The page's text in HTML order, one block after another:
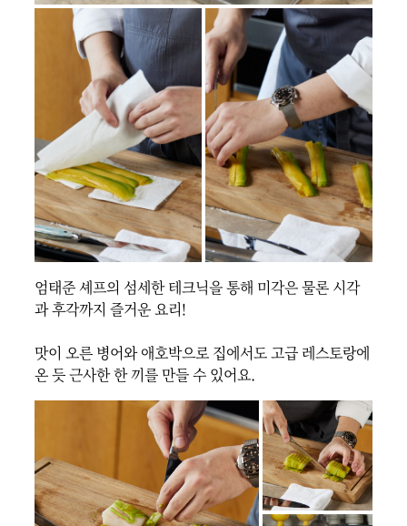
엄태준 셰프의 섬세한 테크닉을 통해 미각은 물론 시각
과 후각까지 즐거운 요리!
맛이 오른 병어와 애호박으로 집에서도 고급 레스토랑에
온 듯 근사한 한 끼를 만들 수 있어요.